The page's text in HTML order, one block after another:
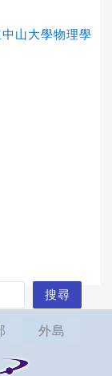
山大學物理學
搜尋
外島